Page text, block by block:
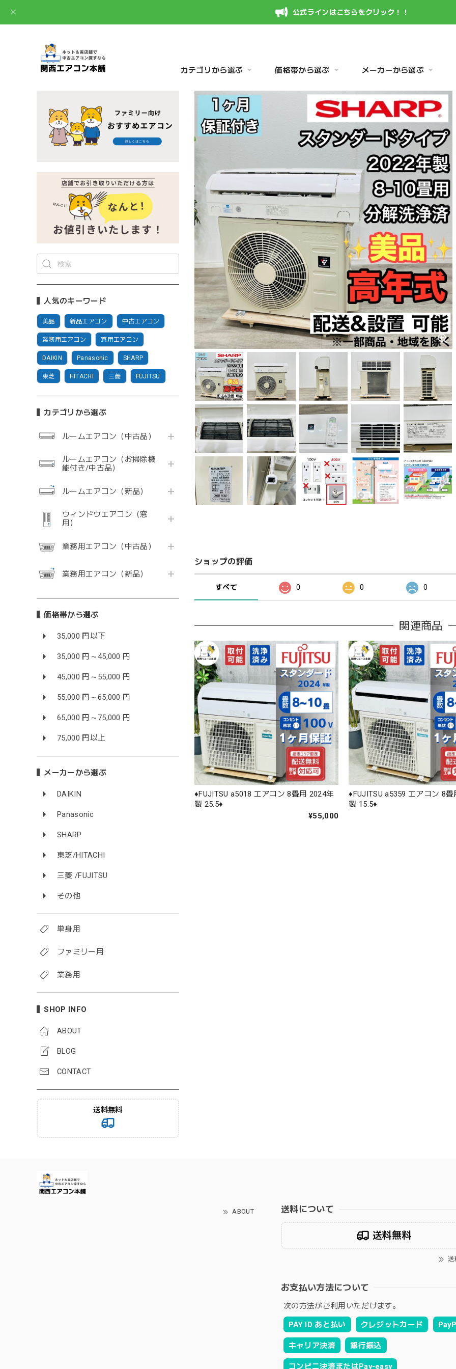
公式ラインはこちらをクリック！！
カテゴリから選ぶ 価格帯から選ぶ メーカーから選ぶ
人気のキーワード
美品 新品エアコン 中古エアコン
業務用エアコン 窓用エアコン
DAIKIN Panasonic SHARP
東芝 HITACHI 三菱 FUJITSU
カテゴリから選ぶ
ルームエアコン（中古品）
ルームエアコン（お掃除機
能付き/中古品）
ルームエアコン（新品）
ウィンドウエアコン（窓
用）
業務用エアコン（中古品）
業務用エアコン（新品）
価格帯から選ぶ
35,000 円以下
35,000 円～45,000 円
45,000 円～55,000 円
55,000 円～65,000 円
65,000 円～75,000 円
75,000 円以上
メーカーから選ぶ
DAIKIN
Panasonic
SHARP
東芝/HITACHI
三菱 /FUJITSU
その他
単身用
ファミリー用
業務用
SHOP INFO
ABOUT
BLOG
CONTACT
送料無料
ショップの評価
すべて 0 0 0
関連商品
♦️FUJITSU a5018 エアコン 8畳用 2024年
製 25.5♦️
¥55,000
♦️FUJITSU a5359 エアコン 8
製 15.5♦️
ABOUT 送料について
送料無料
送
お支払い方法について
次の方法がご利用いただけます。
PAY ID あと払い クレジットカード
キャリア決済 銀行振込
コンビニ決済またはPay-easy